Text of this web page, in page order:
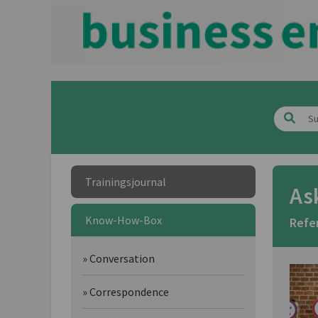
Trainingsjournal
Know-How-Box
» Conversation
» Correspondence